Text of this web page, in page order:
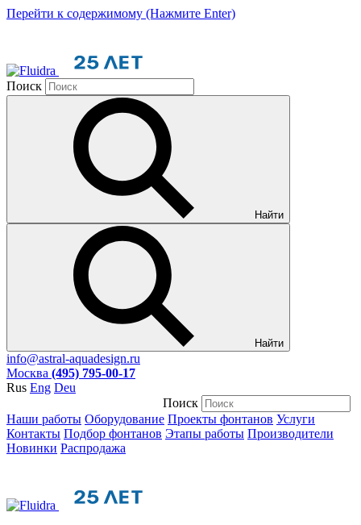
Перейти к содержимому (Нажмите Enter)
Поиск
Найти
Найти
info@astral-aquadesign.ru
Москва (495) 795-00-17
Rus Eng Deu
Поиск
Наши работы Оборудование Проекты фонтанов Услуги
Контакты Подбор фонтанов Этапы работы Производители
Новинки Распродажа